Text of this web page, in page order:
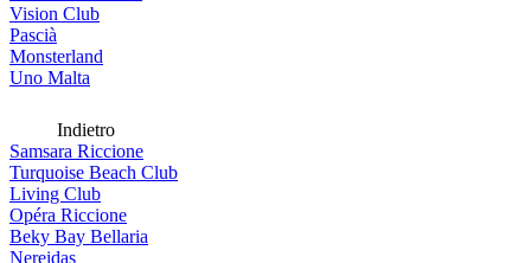
Vision Club
Pascià
Monsterland
Uno Malta
Indietro
Samsara Riccione
Turquoise Beach Club
Living Club
Opéra Riccione
Beky Bay Bellaria
Nereidas